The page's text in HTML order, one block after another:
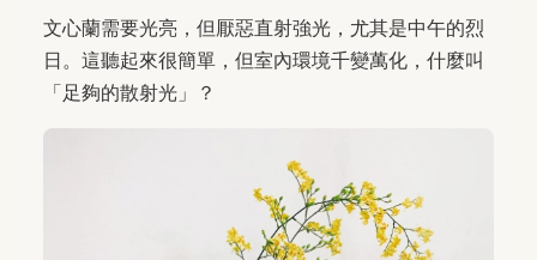
文心蘭需要光亮，但厭惡直射強光，尤其是中午的烈
日。這聽起來很簡單，但室內環境千變萬化，什麼叫
「足夠的散射光」？